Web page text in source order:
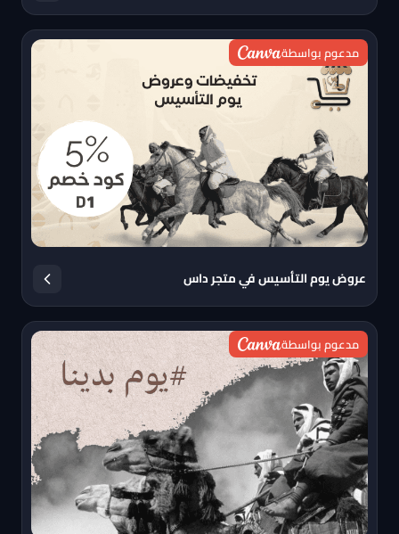
مدعوم بواسطة
عروض يوم التأسيس في متجر داس
مدعوم بواسطة